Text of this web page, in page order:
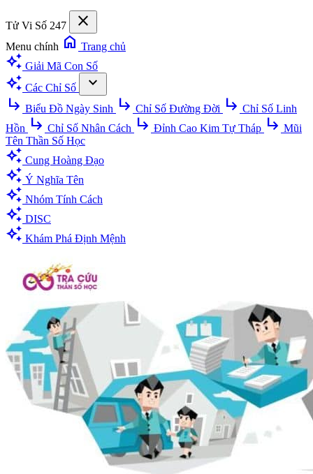
Tử Vi Số 247 close
Menu chính home Trang chủ
auto_awesome Giải Mã Con Số
auto_awesome Các Chỉ Số
expand_more
subdirectory_arrow_right Biểu Đồ Ngày Sinh subdirectory_arrow_right Chỉ Số Đường Đời subdirectory_arrow_right Chỉ Số Linh
Hồn subdirectory_arrow_right Chỉ Số Nhân Cách subdirectory_arrow_right Đỉnh Cao Kim Tự Tháp subdirectory_arrow_right Mũi
Tên Thần Số Học
auto_awesome Cung Hoàng Đạo
auto_awesome Ý Nghĩa Tên
auto_awesome Nhóm Tính Cách
auto_awesome DISC
auto_awesome Khám Phá Định Mệnh